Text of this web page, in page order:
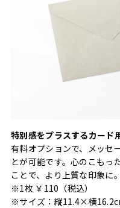
特別感をプラスするカード
有料オプションで、メッセ
とが可能です。心のこもっ
ことで、より上質な印象に。
※1枚 ￥110（税込）
※サイズ：縦11.4×横